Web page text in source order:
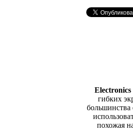
Electronics
гибких
большинства
похожая